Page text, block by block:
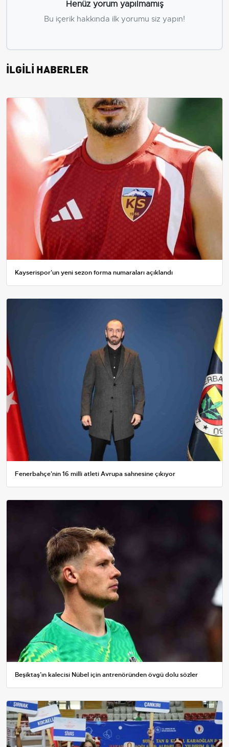
Henüz yorum yapılmamış
Bu içerik hakkında ilk yorumu siz yapın!
İLGİLİ HABERLER
Kayserispor'un yeni sezon forma numaraları açıklandı
Fenerbahçe'nin 16 milli atleti Avrupa sahnesine çıkıyor
Beşiktaş’ın kalecisi Nübel için antrenöründen övgü dolu sözler